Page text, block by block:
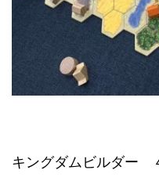
キングダムビルダー